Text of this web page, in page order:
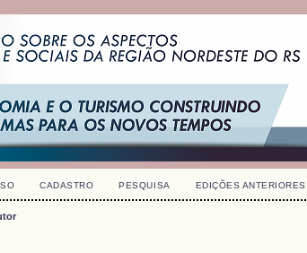
CADASTRO PESQUISA EDIÇÕES ANTERIORES